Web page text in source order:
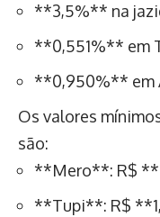
**3,5%** na
**0,551%** em
**0,950%** em
Os valores
são:
**Mero**: R$
**Tupi**: R$